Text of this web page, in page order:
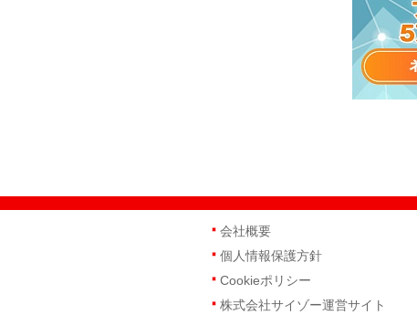
会社概要
個人情報保護方針
Cookieポリシー
株式会社サイゾー運営サイト